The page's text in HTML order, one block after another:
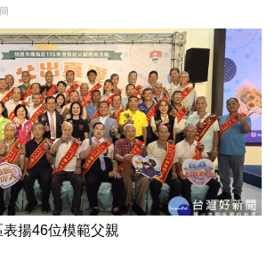
揚46位模範父親